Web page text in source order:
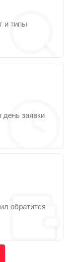
и типы
день заявки
обратится